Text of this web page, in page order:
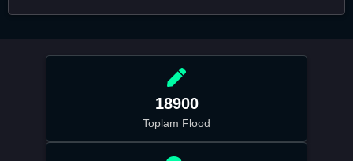
18900
Toplam Flood